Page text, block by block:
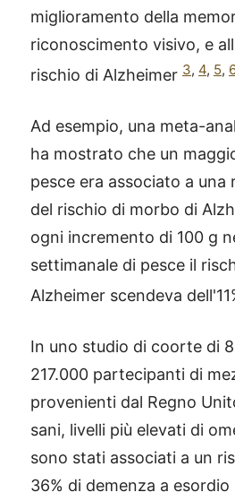
miglioramento della
riconoscimento visivo, e
rischio di Alzheimer 3, 4, 5,
Ad esempio, una meta-
ha mostrato che un
pesce era associato a una
del rischio di morbo di
ogni incremento di 100 g
settimanale di pesce il
Alzheimer scendeva
In uno studio di coorte di
217.000 partecipanti di
provenienti dal Regno
sani, livelli più elevati di
sono stati associati a un
36% di demenza a